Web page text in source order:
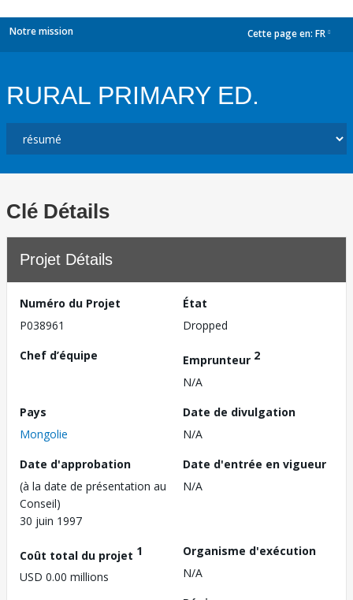
Notre mission Cette page en: FR
RURAL PRIMARY ED.
Clé Détails
Projet Détails
Numéro du Projet
P038961
État
Dropped
Chef d’équipe
Emprunteur 2
N/A
Pays
Mongolie
Date de divulgation
N/A
Date d'approbation
(à la date de présentation au
Conseil)
30 juin 1997
Date d'entrée en vigueur
N/A
Coût total du projet 1
USD 0.00 millions
Organisme d'exécution
N/A